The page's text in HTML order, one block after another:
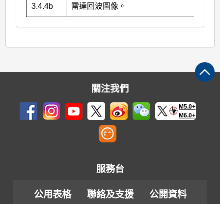
3.4.4b
雷達回波圖像。
關注我們
M5.0+
M6.0+
服務台
公用表格 聯絡及支援
公開資料